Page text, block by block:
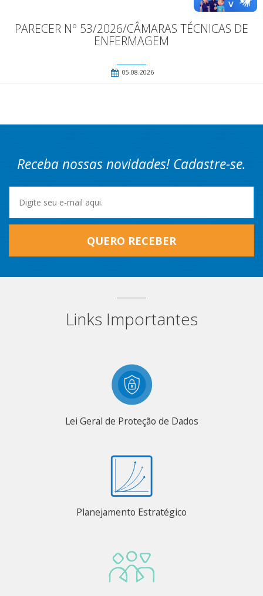
PARECER Nº 53/2026/CÂMARAS TÉCNICAS DE
ENFERMAGEM
05.08.2026
Receba nossas novidades! Cadastre-se.
QUERO RECEBER
Links Importantes
Lei Geral de Proteção de Dados
Planejamento Estratégico